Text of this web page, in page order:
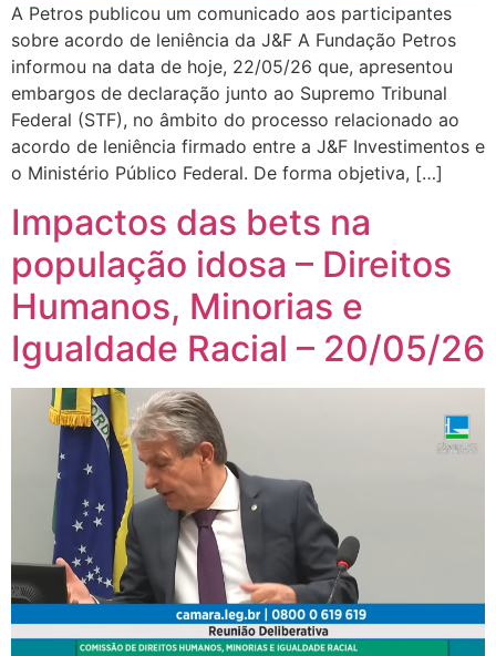
A Petros publicou um comunicado aos participantes
sobre acordo de leniência da J&F A Fundação Petros
informou na data de hoje, 22/05/26 que, apresentou
embargos de declaração junto ao Supremo Tribunal
Federal (STF), no âmbito do processo relacionado ao
acordo de leniência firmado entre a J&F Investimentos e
o Ministério Público Federal. De forma objetiva, […]
Impactos das bets na
população idosa – Direitos
Humanos, Minorias e
Igualdade Racial – 20/05/26